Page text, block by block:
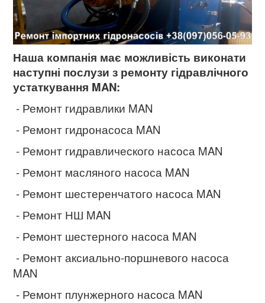
Наша компанія має можливість виконати
наступні послузи з ремонту гідравлічного
устаткування MAN:
- Ремонт гидравлики MAN
- Ремонт гидронасоса MAN
- Ремонт гидравлического насоса MAN
- Ремонт масляного насоса MAN
- Ремонт шестеренчатого насоса MAN
- Ремонт НШ MAN
- Ремонт шестерного насоса MAN
- Ремонт аксиально-поршневого насоса
MAN
- Ремонт плунжерного насоса MAN